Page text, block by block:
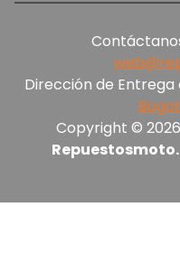
Dirección de Entrega
Copyright ©